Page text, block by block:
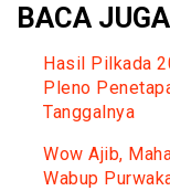
BACA
Hasil Pilkada
Pleno
Tanggalnya
Wow Ajib,
Wabup